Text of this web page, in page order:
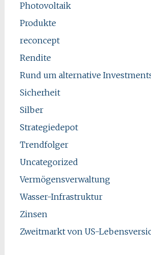
Photovoltaik
Produkte
reconcept
Rendite
Rund um alternative
Sicherheit
Silber
Strategiedepot
Trendfolger
Uncategorized
Vermögensverwaltung
Wasser-Infrastruktur
Zinsen
Zweitmarkt von US-